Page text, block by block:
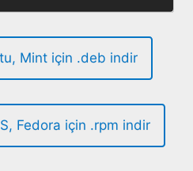
Mint için .deb indir
Fedora için .rpm indir